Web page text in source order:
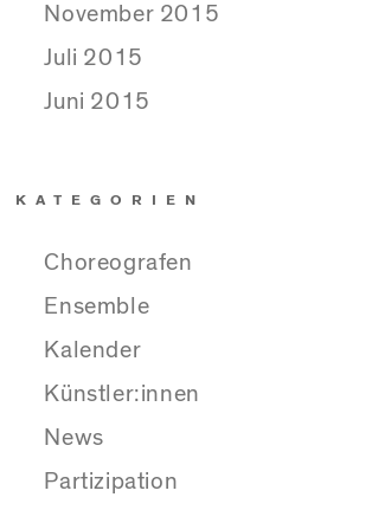
November 2015
Juli 2015
Juni 2015
KATEGORIEN
Choreografen
Ensemble
Kalender
Künstler:innen
News
Partizipation